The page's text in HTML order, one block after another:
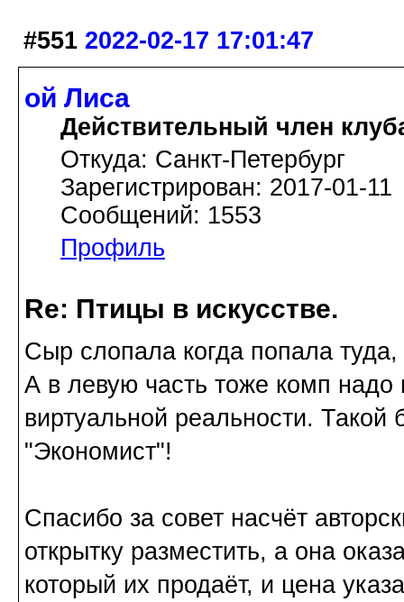
#551 2022-02-17 17:01:47
ой Лиса
Действительный член
Откуда: Санкт-Петербург
Зарегистрирован: 2017-01-11
Сообщений: 1553
Профиль
Re: Птицы в искусстве.
Сыр слопала когда попала
А в левую часть тоже комп надо
виртуальной реальности.
"Экономист"!
Спасибо за совет насчёт
открытку разместить, а она
который их продаёт, и цена